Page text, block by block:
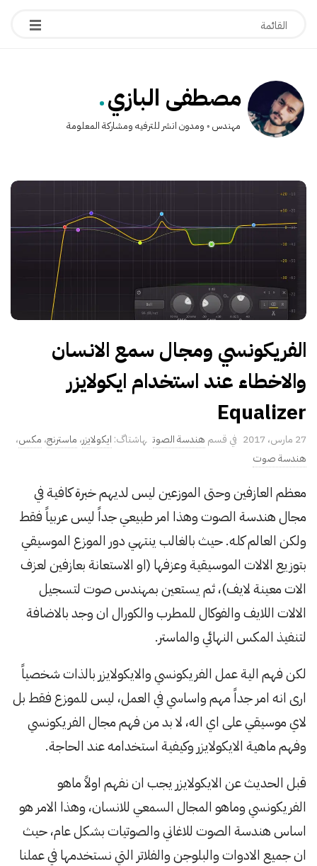
مصطفى البازي.
مهندس ◦ ومدون انشر للترفيه ومشاركة المعلومة
الفريكونسي ومجال سمع الانسان
والاخطاء عند استخدام ايكولايزر
Equalizer
P
u
l
i
h
D
a
t
e
27 مارس، 2017 هندسة الصوت ايكولايزر، ماسترنج، مكس،
هندسة صوت
معظم العازفين وحتى الموزعين ليس لديهم خبرة كافية في
مجال هندسة الصوت وهذا امر طبيعي جداً ليس عربياً فقط
ولكن العالم كله. حيث بالغالب ينتهي دور الموزع الموسيقي
بتوزيع الالات الموسيقية وعزفها (او الاستعانة بعازفين لعزف
الات معينة لايف)، ثم يستعين بمهندس صوت لتسجيل
الالات اللايف والفوكال للمطرب والكورال ان وجد بالاضافة
لتنفيذ المكس النهائي والماستر.
لكن فهم الية عمل الفريكونسي والايكولايزر بالذات شخصياً
ارى انه امر جداً مهم واساسي في العمل، ليس للموزع فقط بل
لاي موسيقي على اي اله، لا بد من فهم مجال الفريكونسي
وفهم ماهية الايكولايزر وكيفية استخدامه عند الحاجة.
قبل الحديث عن الايكولايزر يجب ان نفهم اولاً ماهو
الفريكونسي وماهو المجال السمعي للانسان، وهذا الامر هو
اساس هندسة الصوت للاغاني والصوتيات بشكل عام، حيث
ان جميع الادوات والبلوجن والفلاتر التي نستخدمها في عملنا